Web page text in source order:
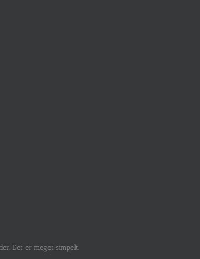
Det er meget simpelt.